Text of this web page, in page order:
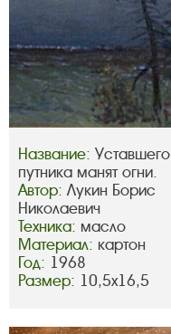
Название: Уставшего
путника манят огни.
Автор: Лукин Борис
Николаевич
Техника: масло
Материал: картон
Год: 1968
Размер: 10,5х16,5